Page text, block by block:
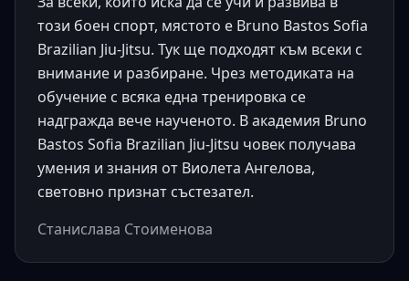
този боен спорт, мястото е Bruno Bastos Sofia
Brazilian Jiu-Jitsu. Тук ще подходят към всеки с
внимание и разбиране. Чрез методиката на
обучение с всяка една тренировка се
надгражда вече наученото. В академия Bruno
Bastos Sofia Brazilian Jiu-Jitsu човек получава
умения и знания от Виолета Ангелова,
световно признат състезател.
Станислава Стоименова